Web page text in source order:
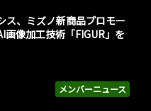
メンバーニュース
ス、ミズノ新商品プロモー
画像加工技術「FIGUR」を